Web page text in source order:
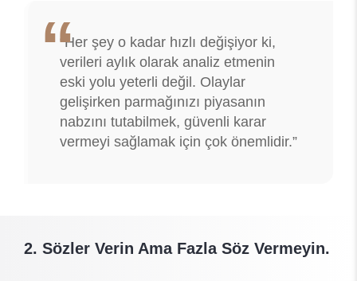
“Her şey o kadar hızlı değişiyor ki,
verileri aylık olarak analiz etmenin
eski yolu yeterli değil. Olaylar
gelişirken parmağınızı piyasanın
nabzını tutabilmek, güvenli karar
vermeyi sağlamak için çok önemlidir.”
2. Sözler Verin Ama Fazla Söz Vermeyin.